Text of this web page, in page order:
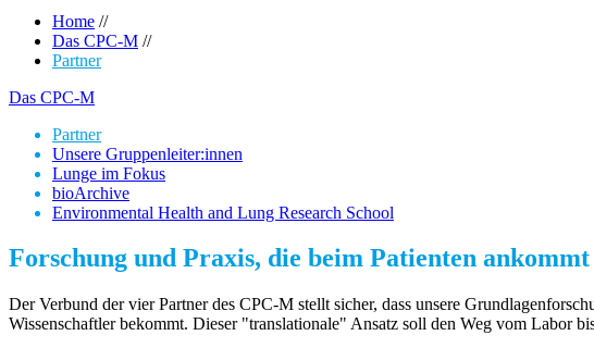
Home //
Das CPC-M //
Partner
Das CPC-M
Partner
Unsere Gruppenleiter:innen
Lunge im Fokus
bioArchive
Environmental Health and Lung Research School
Forschung und Praxis, die beim Patienten ankommt
Der Verbund der vier Partner des CPC-M stellt sicher, dass unsere
Wissenschaftler bekommt. Dieser "translationale" Ansatz soll den Weg vom Labor